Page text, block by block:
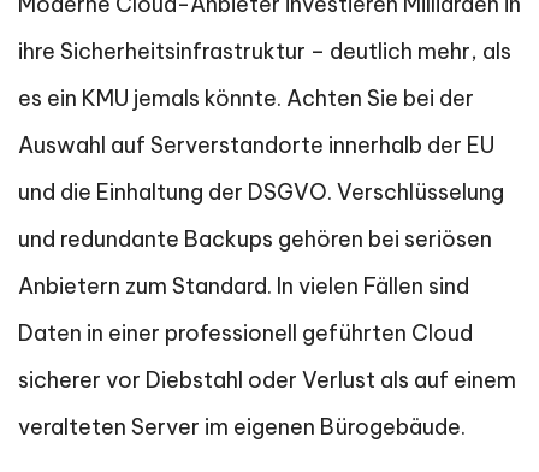
ihre Sicherheitsinfrastruktur – deutlich mehr, als
es ein KMU jemals könnte. Achten Sie bei der
Auswahl auf Serverstandorte innerhalb der EU
und die Einhaltung der DSGVO. Verschlüsselung
und redundante Backups gehören bei seriösen
Anbietern zum Standard. In vielen Fällen sind
Daten in einer professionell geführten Cloud
sicherer vor Diebstahl oder Verlust als auf einem
veralteten Server im eigenen Bürogebäude.